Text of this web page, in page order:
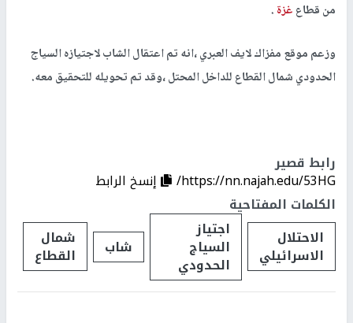
من قطاعغزة.
وزعم موقع مفزاك لايف العبري ،انه تم اعتقال الشاب لاجتيازه السياج
الحدودي شمال القطاع للداخل المحتل ،وقد تم تحويله للتحقيق معه.
رابط قصير
https://nn.najah.edu/53HG/
إنسخ الرابط
الكلمات المفتاحية
الاحتلال
الاسرائيلي
اجتياز
السياج
الحدودي
شاب شمال
القطاع